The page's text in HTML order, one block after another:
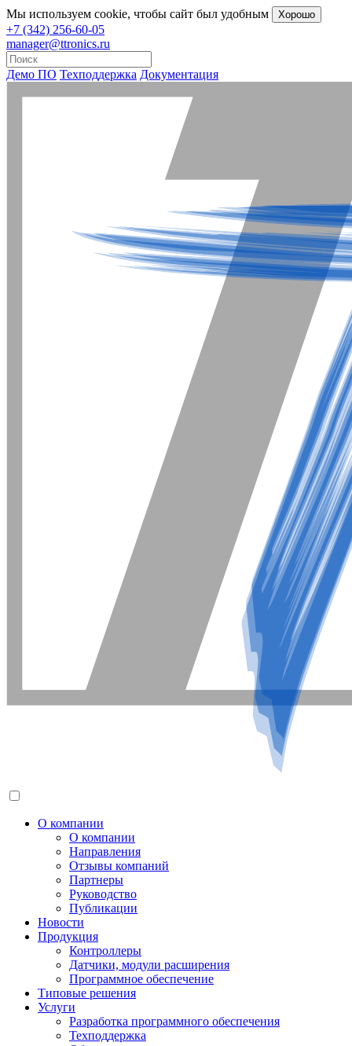
Мы используем cookie, чтобы сайт был удобным Хорошо
+7 (342) 256-60-05
manager@ttronics.ru
Демо ПО Техподдержка Документация
О компании
О компании
Направления
Отзывы компаний
Партнеры
Руководство
Публикации
Новости
Продукция
Контроллеры
Датчики, модули расширения
Программное обеспечение
Типовые решения
Услуги
Разработка программного обеспечения
Техподдержка